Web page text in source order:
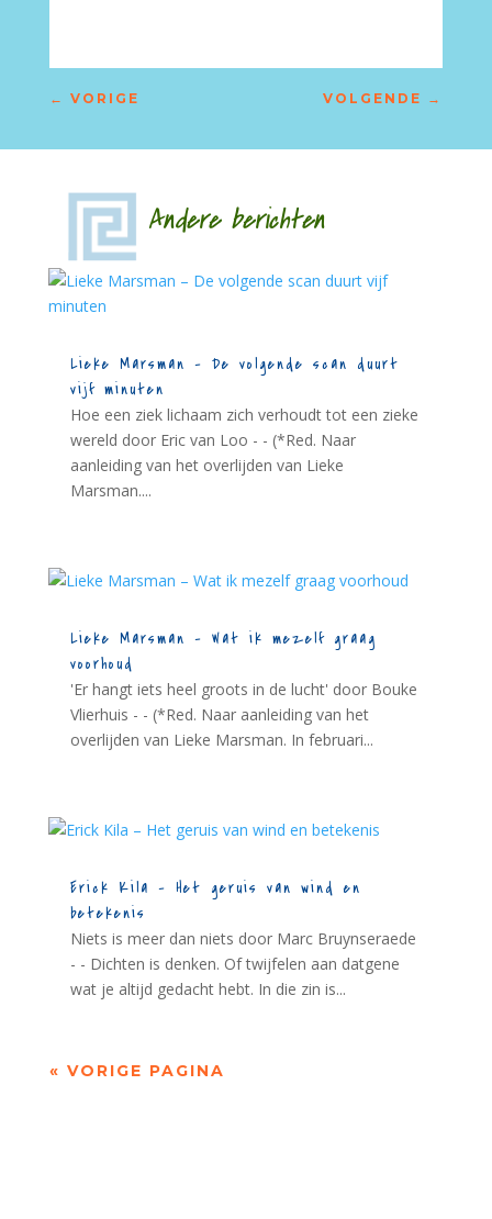
← VORIGE VOLGENDE →
Andere berichten
Lieke Marsman – De volgende scan duurt
vijf minuten
Hoe een ziek lichaam zich verhoudt tot een zieke
wereld door Eric van Loo - - (*Red. Naar
aanleiding van het overlijden van Lieke
Marsman....
Lieke Marsman – Wat ik mezelf graag
voorhoud
'Er hangt iets heel groots in de lucht' door Bouke
Vlierhuis - - (*Red. Naar aanleiding van het
overlijden van Lieke Marsman. In februari...
Erick Kila – Het geruis van wind en
betekenis
Niets is meer dan niets door Marc Bruynseraede
- - Dichten is denken. Of twijfelen aan datgene
wat je altijd gedacht hebt. In die zin is...
« VORIGE PAGINA